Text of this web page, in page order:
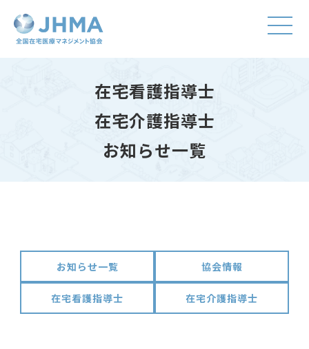
在宅看護指導士
在宅介護指導士
お知らせ一覧
お知らせ一覧 協会情報
在宅看護指導士 在宅介護指導士